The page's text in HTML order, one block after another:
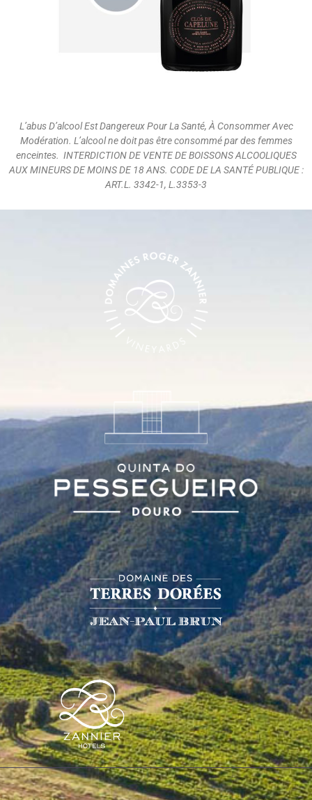
L’abus D’alcool Est Dangereux Pour La Santé, À Consommer Avec
Modération. L’alcool ne doit pas être consommé par des femmes
enceintes. INTERDICTION DE VENTE DE BOISSONS ALCOOLIQUES
AUX MINEURS DE MOINS DE 18 ANS. CODE DE LA SANTÉ PUBLIQUE :
ART.L. 3342-1, L.3353-3